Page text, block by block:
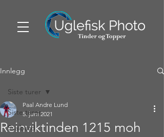
Innlegg
Siste turer
Svalbard
Siste turer
Reinviktinden 1215 moh
Paal Andre Lund
5. juni 2021